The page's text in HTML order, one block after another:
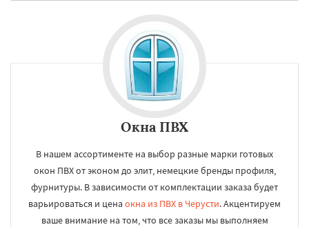
Окна ПВХ
В нашем ассортименте на выбор разные марки готовых
окон ПВХ от эконом до элит, немецкие бренды профиля,
фурнитуры. В зависимости от комплектации заказа будет
варьироваться и цена окна из ПВХ в Черусти. Акцентируем
ваше внимание на том, что все заказы мы выполняем